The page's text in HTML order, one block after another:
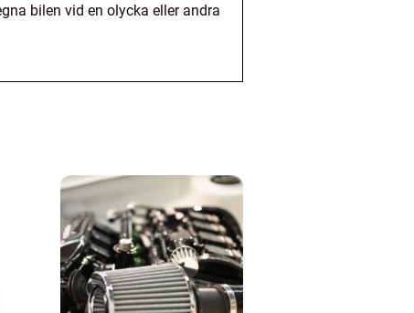
bilen vid en olycka eller andra